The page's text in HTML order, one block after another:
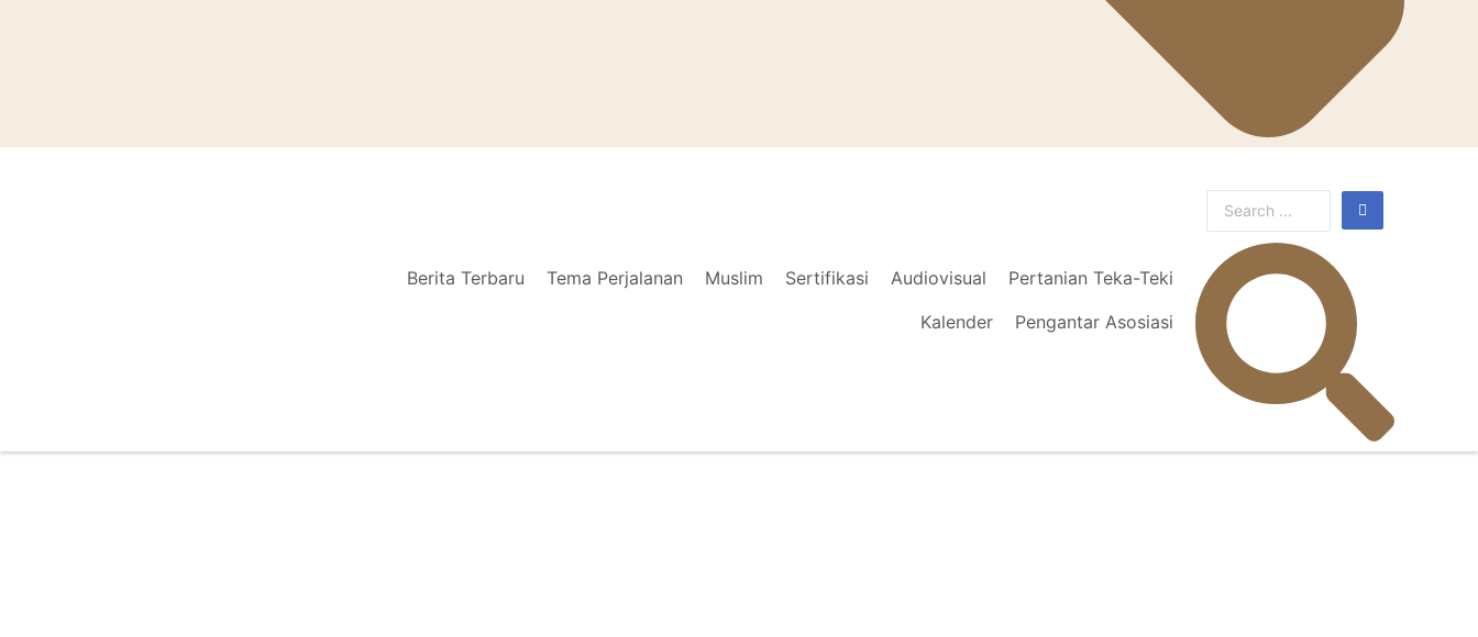
Berita Terbaru Tema Perjalanan Muslim Sertifikasi Audiovisual
Pertanian Teka-Teki
Kalender
Pengantar Asosiasi